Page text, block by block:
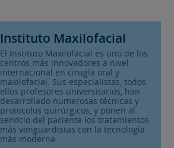
Instituto Maxilofacial
El Instituto Maxilofacial es uno de los
centros más innovadores a nivel
internacional en cirugía oral y
maxilofacial. Sus especialistas, todos
ellos profesores universitarios, han
desarrollado numerosas técnicas y
protocolos quirúrgicos, y ponen al
servicio del paciente los tratamientos
más vanguardistas con la tecnología
más moderna.